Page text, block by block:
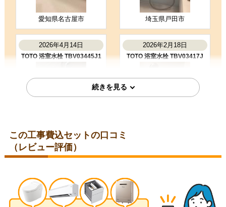
★★★★★ 受注満足度 ★★★★☆
購入の決め手
サイトが見やすかった 商品選定がしやすかった
価格が安かった
お客様の声をもっと見る
愛知県名古屋市 埼玉県戸田市
2026年4月14日
TOTO 浴室水栓 TBV03445J1
福岡県福岡市
2026年2月18日
TOTO 浴室水栓 TBV03417J
2026年1月19日 2025年11月11日
この工事費込セットの口コミ
（レビュー評価）